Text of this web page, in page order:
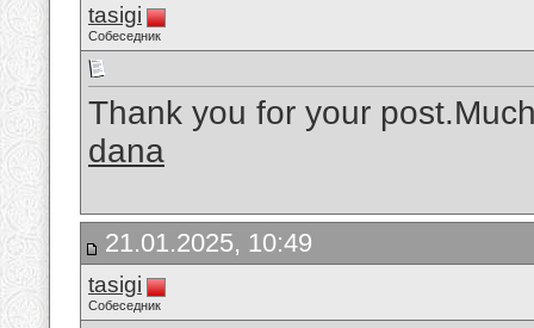
tasigi
Собеседник
Thank you for your
dana
21.01.2025, 10:49
tasigi
Собеседник